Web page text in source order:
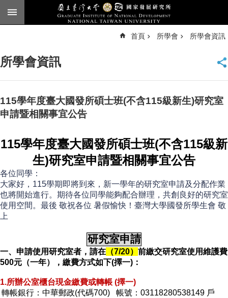
跳到主要內容區塊
臺
頁
English
告
所
簡
介
博
班
首頁 所學會 所學會資訊
所學會資訊
115學年度臺大國發所碩士班(不含115級新生)研究室
申請暨相關事宜公告
115學年度臺大國發所碩士班(不含115級新
生)研究室申請暨相關事宜公告
各位同學：
大家好， 115學期即將到來，新一學年的研究室申請及分配作業
也將開始進行。期待各位同學能夠配合辦理，共創良好的研究室
使用空間。最後 敬祝各位 暑假愉快！ 臺灣大學國發所學生會 敬
上
研究室申請
一、申請使用研究室者 ，請在 （7/20） 前繳交研究室使用維護費
500元（一年）， 繳費方式如下(擇一) ：
1.所辦公室櫃台現金繳費或轉帳 (擇一)
轉帳銀行： 中華郵政(代碼700) 帳號 ： 03118280538149 戶